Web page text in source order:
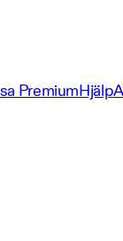
PremiumHjälp